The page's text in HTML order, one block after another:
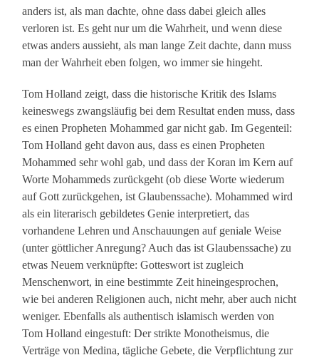
anders ist, als man dachte, ohne dass dabei gleich alles
verloren ist. Es geht nur um die Wahrheit, und wenn diese
etwas anders aussieht, als man lange Zeit dachte, dann muss
man der Wahrheit eben folgen, wo immer sie hingeht.
Tom Holland zeigt, dass die historische Kritik des Islams
keineswegs zwangsläufig bei dem Resultat enden muss, dass
es einen Propheten Mohammed gar nicht gab. Im Gegenteil:
Tom Holland geht davon aus, dass es einen Propheten
Mohammed sehr wohl gab, und dass der Koran im Kern auf
Worte Mohammeds zurückgeht (ob diese Worte wiederum
auf Gott zurückgehen, ist Glaubenssache). Mohammed wird
als ein literarisch gebildetes Genie interpretiert, das
vorhandene Lehren und Anschauungen auf geniale Weise
(unter göttlicher Anregung? Auch das ist Glaubenssache) zu
etwas Neuem verknüpfte: Gotteswort ist zugleich
Menschenwort, in eine bestimmte Zeit hineingesprochen,
wie bei anderen Religionen auch, nicht mehr, aber auch nicht
weniger. Ebenfalls als authentisch islamisch werden von
Tom Holland eingestuft: Der strikte Monotheismus, die
Verträge von Medina, tägliche Gebete, die Verpflichtung zur